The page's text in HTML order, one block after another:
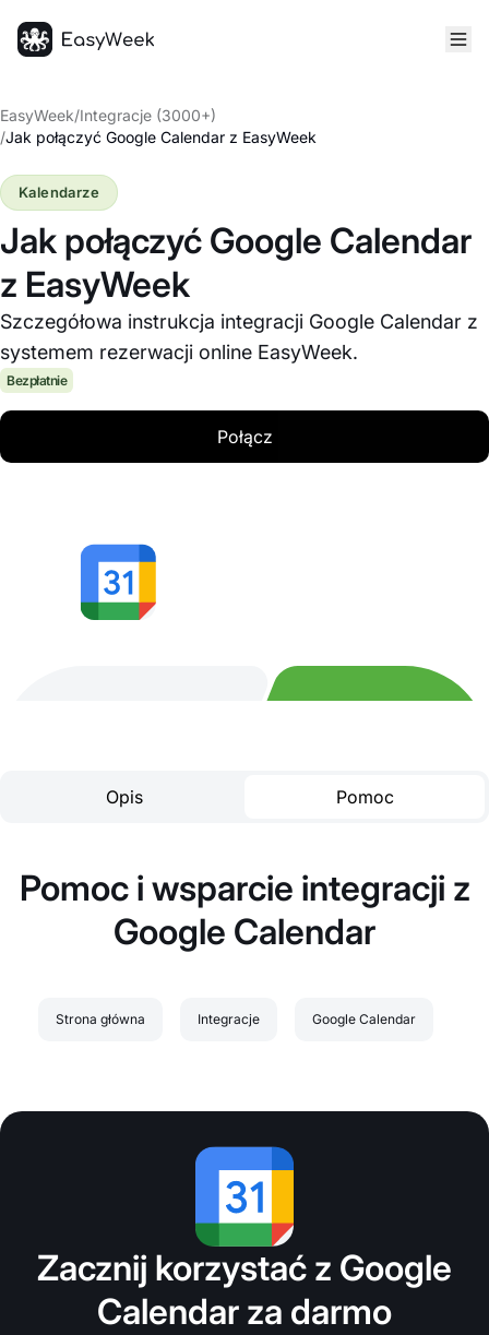
EasyWeek/Integracje (3000+)
/Jak połączyć Google Calendar z EasyWeek
Jak połączyć Google Calendar
z EasyWeek
Szczegółowa instrukcja integracji Google Calendar z
systemem rezerwacji online EasyWeek.
Kalendarze
Bezpłatnie
Połącz
Opis Pomoc
Pomoc i wsparcie integracji z
Google Calendar
Strona główna Integracje Google Calendar
Zacznij korzystać z Google
Calendar za darmo